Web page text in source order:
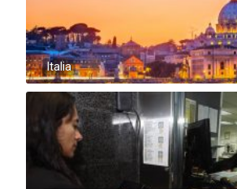
Italia